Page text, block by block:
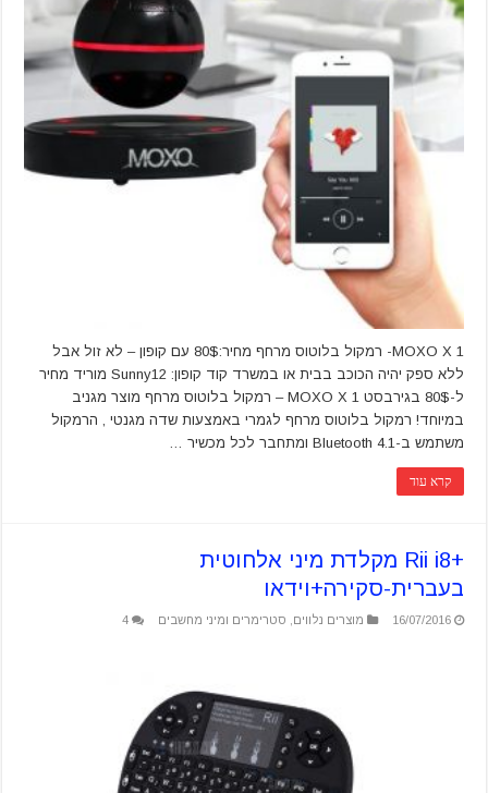
MOXO X 1- רמקול בלוטוס מרחף מחיר:80$ עם קופון – לא זול אבל
ללא ספק יהיה הכוכב בבית או במשרד קוד קופון: Sunny12 מוריד מחיר
ל-80$ בגירבסט MOXO X 1 – רמקול בלוטוס מרחף מוצר מגניב
במיוחד! רמקול בלוטוס מרחף לגמרי באמצעות שדה מגנטי , הרמקול
משתמש ב-Bluetooth 4.1 ומתחבר לכל מכשיר …
קרא עוד
+Rii i8 מקלדת מיני אלחוטית
בעברית-סקירה+וידאו
16/07/2016 מוצרים נלווים סטרימרים ומיני מחשבים 4